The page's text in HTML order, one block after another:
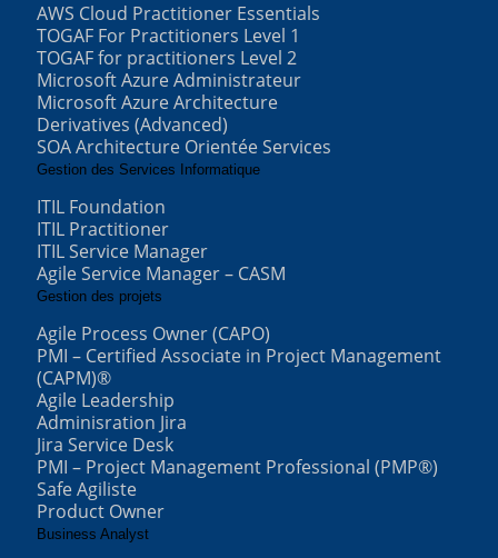
AWS Cloud Practitioner Essentials
TOGAF For Practitioners Level 1
TOGAF for practitioners Level 2
Microsoft Azure Administrateur
Microsoft Azure Architecture
Derivatives (Advanced)
SOA Architecture Orientée Services
Gestion des Services Informatique
ITIL Foundation
ITIL Practitioner
ITIL Service Manager
Agile Service Manager – CASM
Gestion des projets
Agile Process Owner (CAPO)
PMI – Certified Associate in Project Management
(CAPM)®
Agile Leadership
Adminisration Jira
Jira Service Desk
PMI – Project Management Professional (PMP®)
Safe Agiliste
Product Owner
Business Analyst